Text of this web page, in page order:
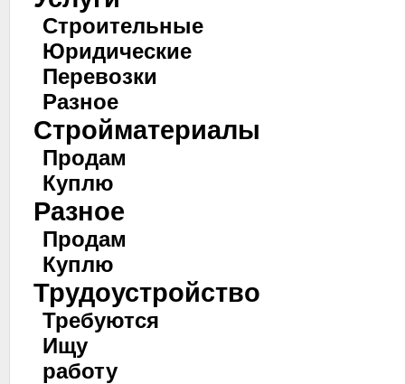
Строительные
Юридические
Перевозки
Разное
Стройматериалы
Продам
Куплю
Разное
Продам
Куплю
Трудоустройство
Требуются
Ищу
работу